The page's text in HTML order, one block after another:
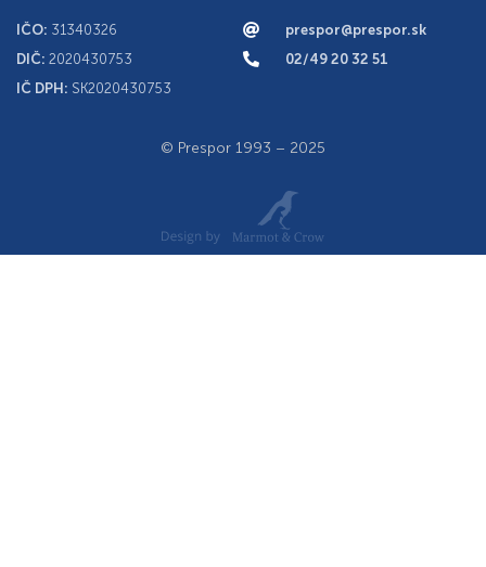
IČO: 31340326
DIČ: 2020430753
IČ DPH: SK2020430753
prespor@prespor.sk
02/49 20 32 51
© Prespor 1993 – 2025